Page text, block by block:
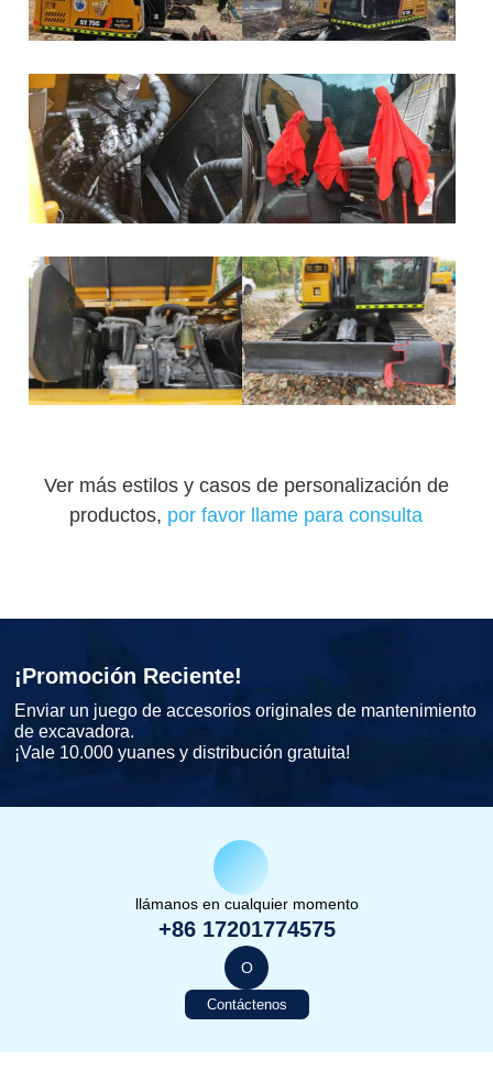
Ver más estilos y casos de personalización de
productos, por favor llame para consulta
¡Promoción Reciente!
Enviar un juego de accesorios originales de mantenimiento
de excavadora.
¡Vale 10.000 yuanes y distribución gratuita!
llámanos en cualquier momento
+86 17201774575
O
Contáctenos